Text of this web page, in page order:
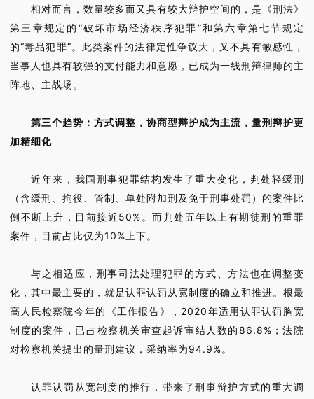
相对而言，数量较多而又具有较大辩护空间的，是《刑法》
第三章规定的“破坏市场经济秩序犯罪”和第六章第七节规定
的“毒品犯罪”。此类案件的法律定性争议大，又不具有敏感性，
当事人也具有较强的支付能力和意愿，已成为一线刑辩律师的主
阵地、主战场。
第三个趋势：方式调整，协商型辩护成为主流，量刑辩护更
加精细化
近年来，我国刑事犯罪结构发生了重大变化，判处轻缓刑
（含缓刑、拘役、管制、单处附加刑及免于刑事处罚）的案件比
例不断上升，目前接近50%。而判处五年以上有期徒刑的重罪
案件，目前占比仅为10%上下。
与之相适应，刑事司法处理犯罪的方式、方法也在调整变
化，其中最主要的，就是认罪认罚从宽制度的确立和推进。根最
高人民检察院今年的《工作报告》，2020年适用认罪认罚胸宽
制度的案件，已占检察机关审查起诉审结人数的86.8%；法院
对检察机关提出的量刑建议，采纳率为94.9%。
认罪认罚从宽制度的推行，带来了刑事辩护方式的重大调